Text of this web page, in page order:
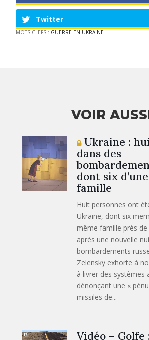
Twitter
MOTS-CLEFS : GUERRE EN UKRAINE
VOIR
Ukraine :
dans des
dont six
famille
Huit personnes ont
Ukraine, dont six
même famille près de
après une nouvelle
bombardements
Zelensky exhorte à
à livrer des systèmes
dénonçant une «
missiles de...
Vidéo – Golfe